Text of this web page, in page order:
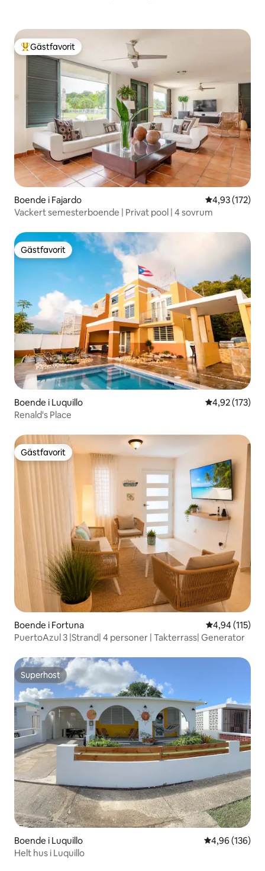
Populär gästfavorit
Gästfavorit
Boende i Fajardo 4,93 av 5 i
4,93 (172)
Vackert semesterboende | Privat pool | 4 sovrum
Gästfavorit
Gästfavorit
Boende i Luquillo 4,92 av 5 i
4,92 (173)
Renald's Place
Gästfavorit
Gästfavorit
Boende i Fortuna 4,94 av 5 i
4,94 (115)
PuertoAzul 3 |Strand| 4 personer | Takterrass| Generator
Superhost
Superhost
Boende i Luquillo 4,96 av 5 i
4,96 (136)
Helt hus i Luquillo